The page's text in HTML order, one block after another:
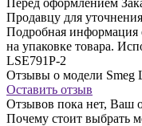
Продавцу для
Подробная информация
на упаковке товара.
LSE791P-2
Отзывы о модели Smeg
Оставить отзыв
Отзывов пока нет, Ваш
Почему стоит выбрать